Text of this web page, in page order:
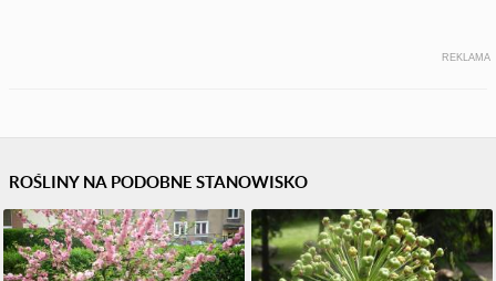
REKLAMA
ROŚLINY NA PODOBNE STANOWISKO